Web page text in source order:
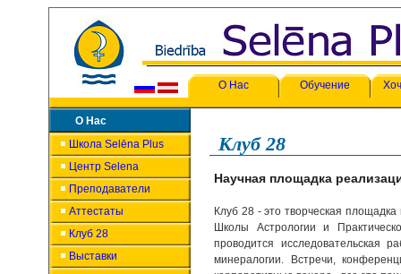
О Нас Обучение
О Нас
Школа Selēna Plus
Центр Selena
Преподаватели
Аттестаты
Клуб 28
Выставки
Клуб 28
Научная площадка
Клуб 28 - это творческая
Школы Астрологии и
проводится исследовательская
минералогии. Встречи,